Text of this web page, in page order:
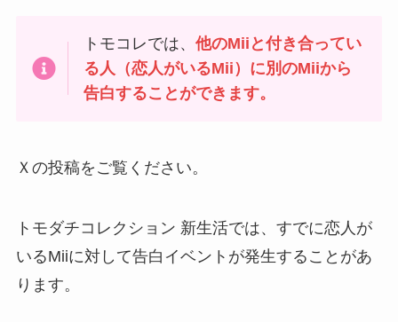
トモコレでは、他のMiiと付き合ってい
る人（恋人がいるMii）に別のMiiから
告白することができます。
Ｘの投稿をご覧ください。
トモダチコレクション 新生活では、すでに恋人が
いるMiiに対して告白イベントが発生することがあ
ります。